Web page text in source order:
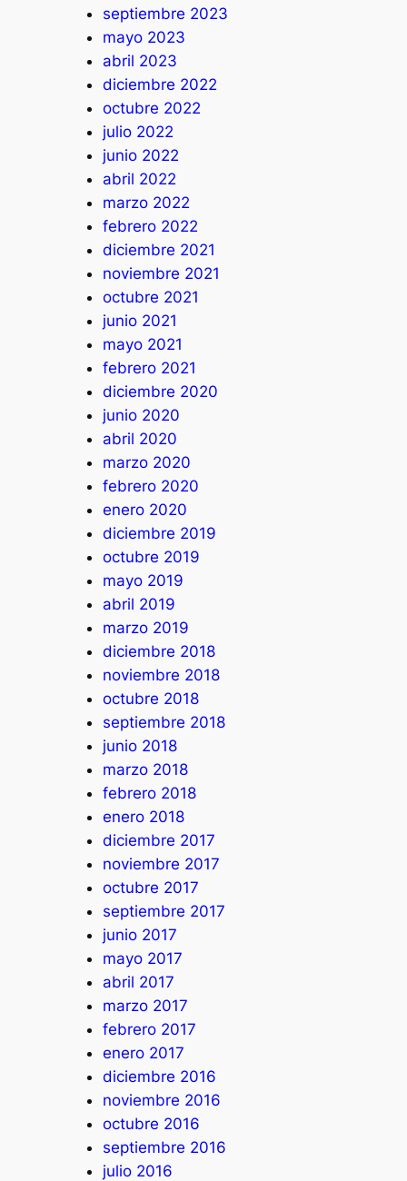
septiembre 2023
mayo 2023
abril 2023
diciembre 2022
octubre 2022
julio 2022
junio 2022
abril 2022
marzo 2022
febrero 2022
diciembre 2021
noviembre 2021
octubre 2021
junio 2021
mayo 2021
febrero 2021
diciembre 2020
junio 2020
abril 2020
marzo 2020
febrero 2020
enero 2020
diciembre 2019
octubre 2019
mayo 2019
abril 2019
marzo 2019
diciembre 2018
noviembre 2018
octubre 2018
septiembre 2018
junio 2018
marzo 2018
febrero 2018
enero 2018
diciembre 2017
noviembre 2017
octubre 2017
septiembre 2017
junio 2017
mayo 2017
abril 2017
marzo 2017
febrero 2017
enero 2017
diciembre 2016
noviembre 2016
octubre 2016
septiembre 2016
julio 2016